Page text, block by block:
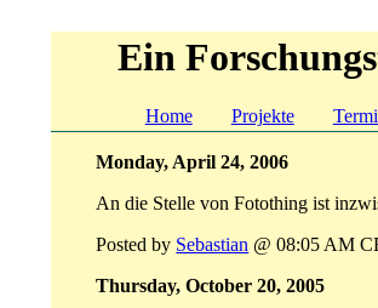
Ein
Home Projekte
Monday, April 24, 2006
An die Stelle von Fotothing ist
Posted by Sebastian @ 08:05 AM
Thursday, October 20, 2005